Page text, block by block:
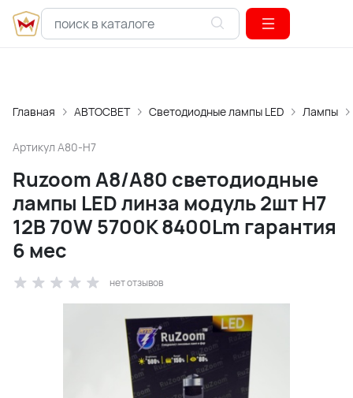
Главная АВТОСВЕТ Светодиодные лампы LED Лампы
Артикул A80-H7
Ruzoom A8/A80 светодиодные
лампы LED линза модуль 2шт H7
12В 70W 5700K 8400Lm гарантия
6 мес
нет отзывов